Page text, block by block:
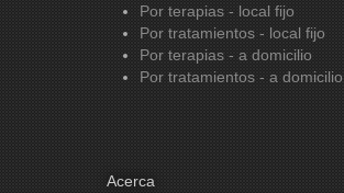
Por terapias - local fijo
Por tratamientos - local fijo
Por terapias - a domicilio
Por tratamientos - a domicilio
Acerca